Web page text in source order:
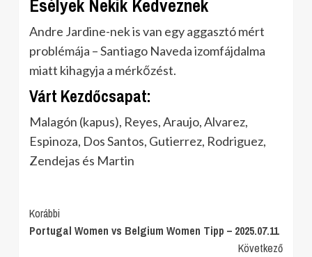
Esélyek Nekik Kedveznek
Andre Jardine-nek is van egy aggasztó mért
problémája – Santiago Naveda izomfájdalma
miatt kihagyja a mérkőzést.
Várt Kezdőcsapat:
Malagón (kapus), Reyes, Araujo, Alvarez,
Espinoza, Dos Santos, Gutierrez, Rodriguez,
Zendejas és Martin
Post
Navigation
Korábbi
Portugal Women vs Belgium Women Tipp – 2025.07.11
Következő